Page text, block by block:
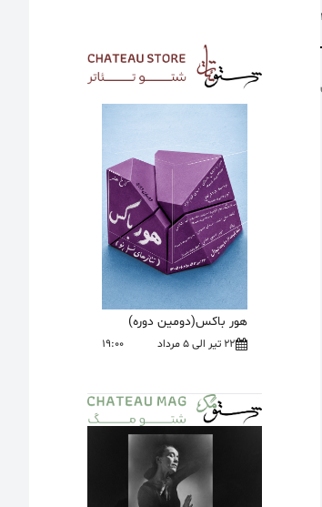
هور باکس(دومین دوره)
22 تیر الی 5 مرداد 19:00